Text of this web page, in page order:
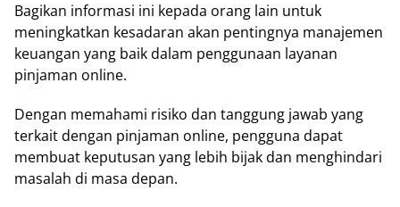
Bagikan informasi ini kepada orang lain untuk
meningkatkan kesadaran akan pentingnya manajemen
keuangan yang baik dalam penggunaan layanan
pinjaman online.
Dengan memahami risiko dan tanggung jawab yang
terkait dengan pinjaman online, pengguna dapat
membuat keputusan yang lebih bijak dan menghindari
masalah di masa depan.